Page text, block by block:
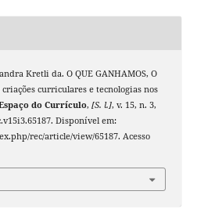
Kretli da. O QUE GANHAMOS, O
criações curriculares e tecnologias nos
do Currículo, [S. l.], v. 15, n. 3,
Disponível em:
rec/article/view/65187. Acesso